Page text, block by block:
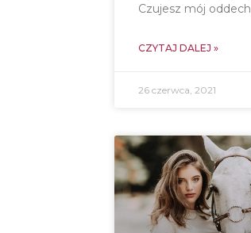
Czujesz mój oddech
CZYTAJ DALEJ »
26 czerwca, 2021